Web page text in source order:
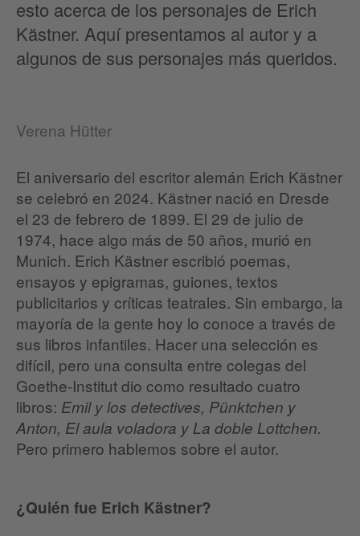
esto acerca de los personajes de Erich
Kästner. Aquí presentamos al autor y a
algunos de sus personajes más queridos.
Verena Hütter
El aniversario del escritor alemán Erich Kästner
se celebró en 2024. Kästner nació en Dresde
el 23 de febrero de 1899. El 29 de julio de
1974, hace algo más de 50 años, murió en
Munich. Erich Kästner escribió poemas,
ensayos y epigramas, guiones, textos
publicitarios y críticas teatrales. Sin embargo, la
mayoría de la gente hoy lo conoce a través de
sus libros infantiles. Hacer una selección es
difícil, pero una consulta entre colegas del
Goethe-Institut dio como resultado cuatro
libros: Emil y los detectives, Pünktchen y
Anton, El aula voladora y La doble Lottchen.
Pero primero hablemos sobre el autor.
¿Quién fue Erich Kästner?